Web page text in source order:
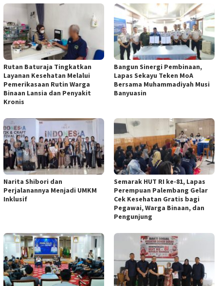
Rutan Baturaja Tingkatkan
Layanan Kesehatan Melalui
Pemerikasaan Rutin Warga
Binaan Lansia dan Penyakit
Kronis
Bangun Sinergi Pembinaan,
Lapas Sekayu Teken MoA
Bersama Muhammadiyah Musi
Banyuasin
Narita Shibori dan
Perjalanannya Menjadi UMKM
Inklusif
Semarak HUT RI ke-81, Lapas
Perempuan Palembang Gelar
Cek Kesehatan Gratis bagi
Pegawai, Warga Binaan, dan
Pengunjung